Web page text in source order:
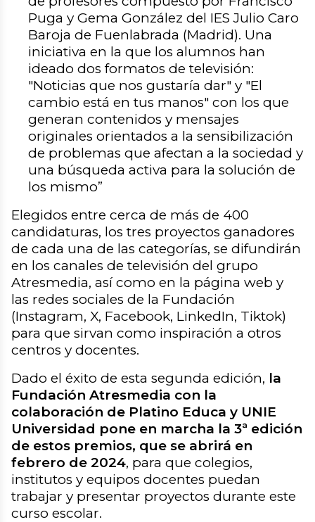
Puga y Gema González del IES Julio Caro
Baroja de Fuenlabrada (Madrid). Una
iniciativa en la que los alumnos han
ideado dos formatos de televisión:
"Noticias que nos gustaría dar" y "El
cambio está en tus manos" con los que
generan contenidos y mensajes
originales orientados a la sensibilización
de problemas que afectan a la sociedad y
una búsqueda activa para la solución de
los mismo”
Elegidos entre cerca de más de 400
candidaturas, los tres proyectos ganadores
de cada una de las categorías, se difundirán
en los canales de televisión del grupo
Atresmedia, así como en la página web y
las redes sociales de la Fundación
(Instagram, X, Facebook, LinkedIn, Tiktok)
para que sirvan como inspiración a otros
centros y docentes.
Dado el éxito de esta segunda edición, la
Fundación Atresmedia con la
colaboración de Platino Educa y UNIE
Universidad pone en marcha la 3ª edición
de estos premios, que se abrirá en
febrero de 2024, para que colegios,
institutos y equipos docentes puedan
trabajar y presentar proyectos durante este
curso escolar.